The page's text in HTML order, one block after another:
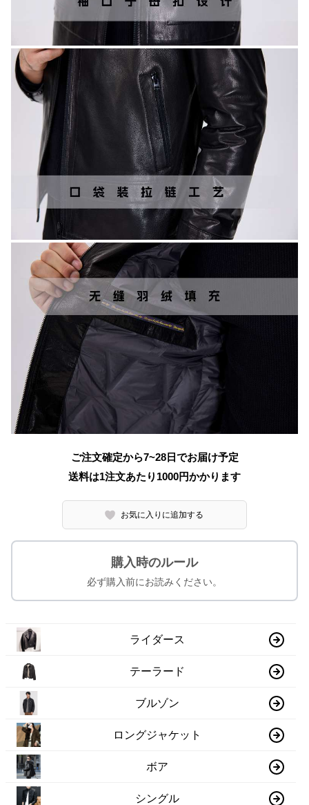
ご注文確定から7~28日でお届け予定
送料は1注文あたり 1000円かかります
お気に入りに追加する
購入時のルール
必ず購入前にお読みください。
ライダース
テーラード
ブルゾン
ロングジャケット
ボア
シングル